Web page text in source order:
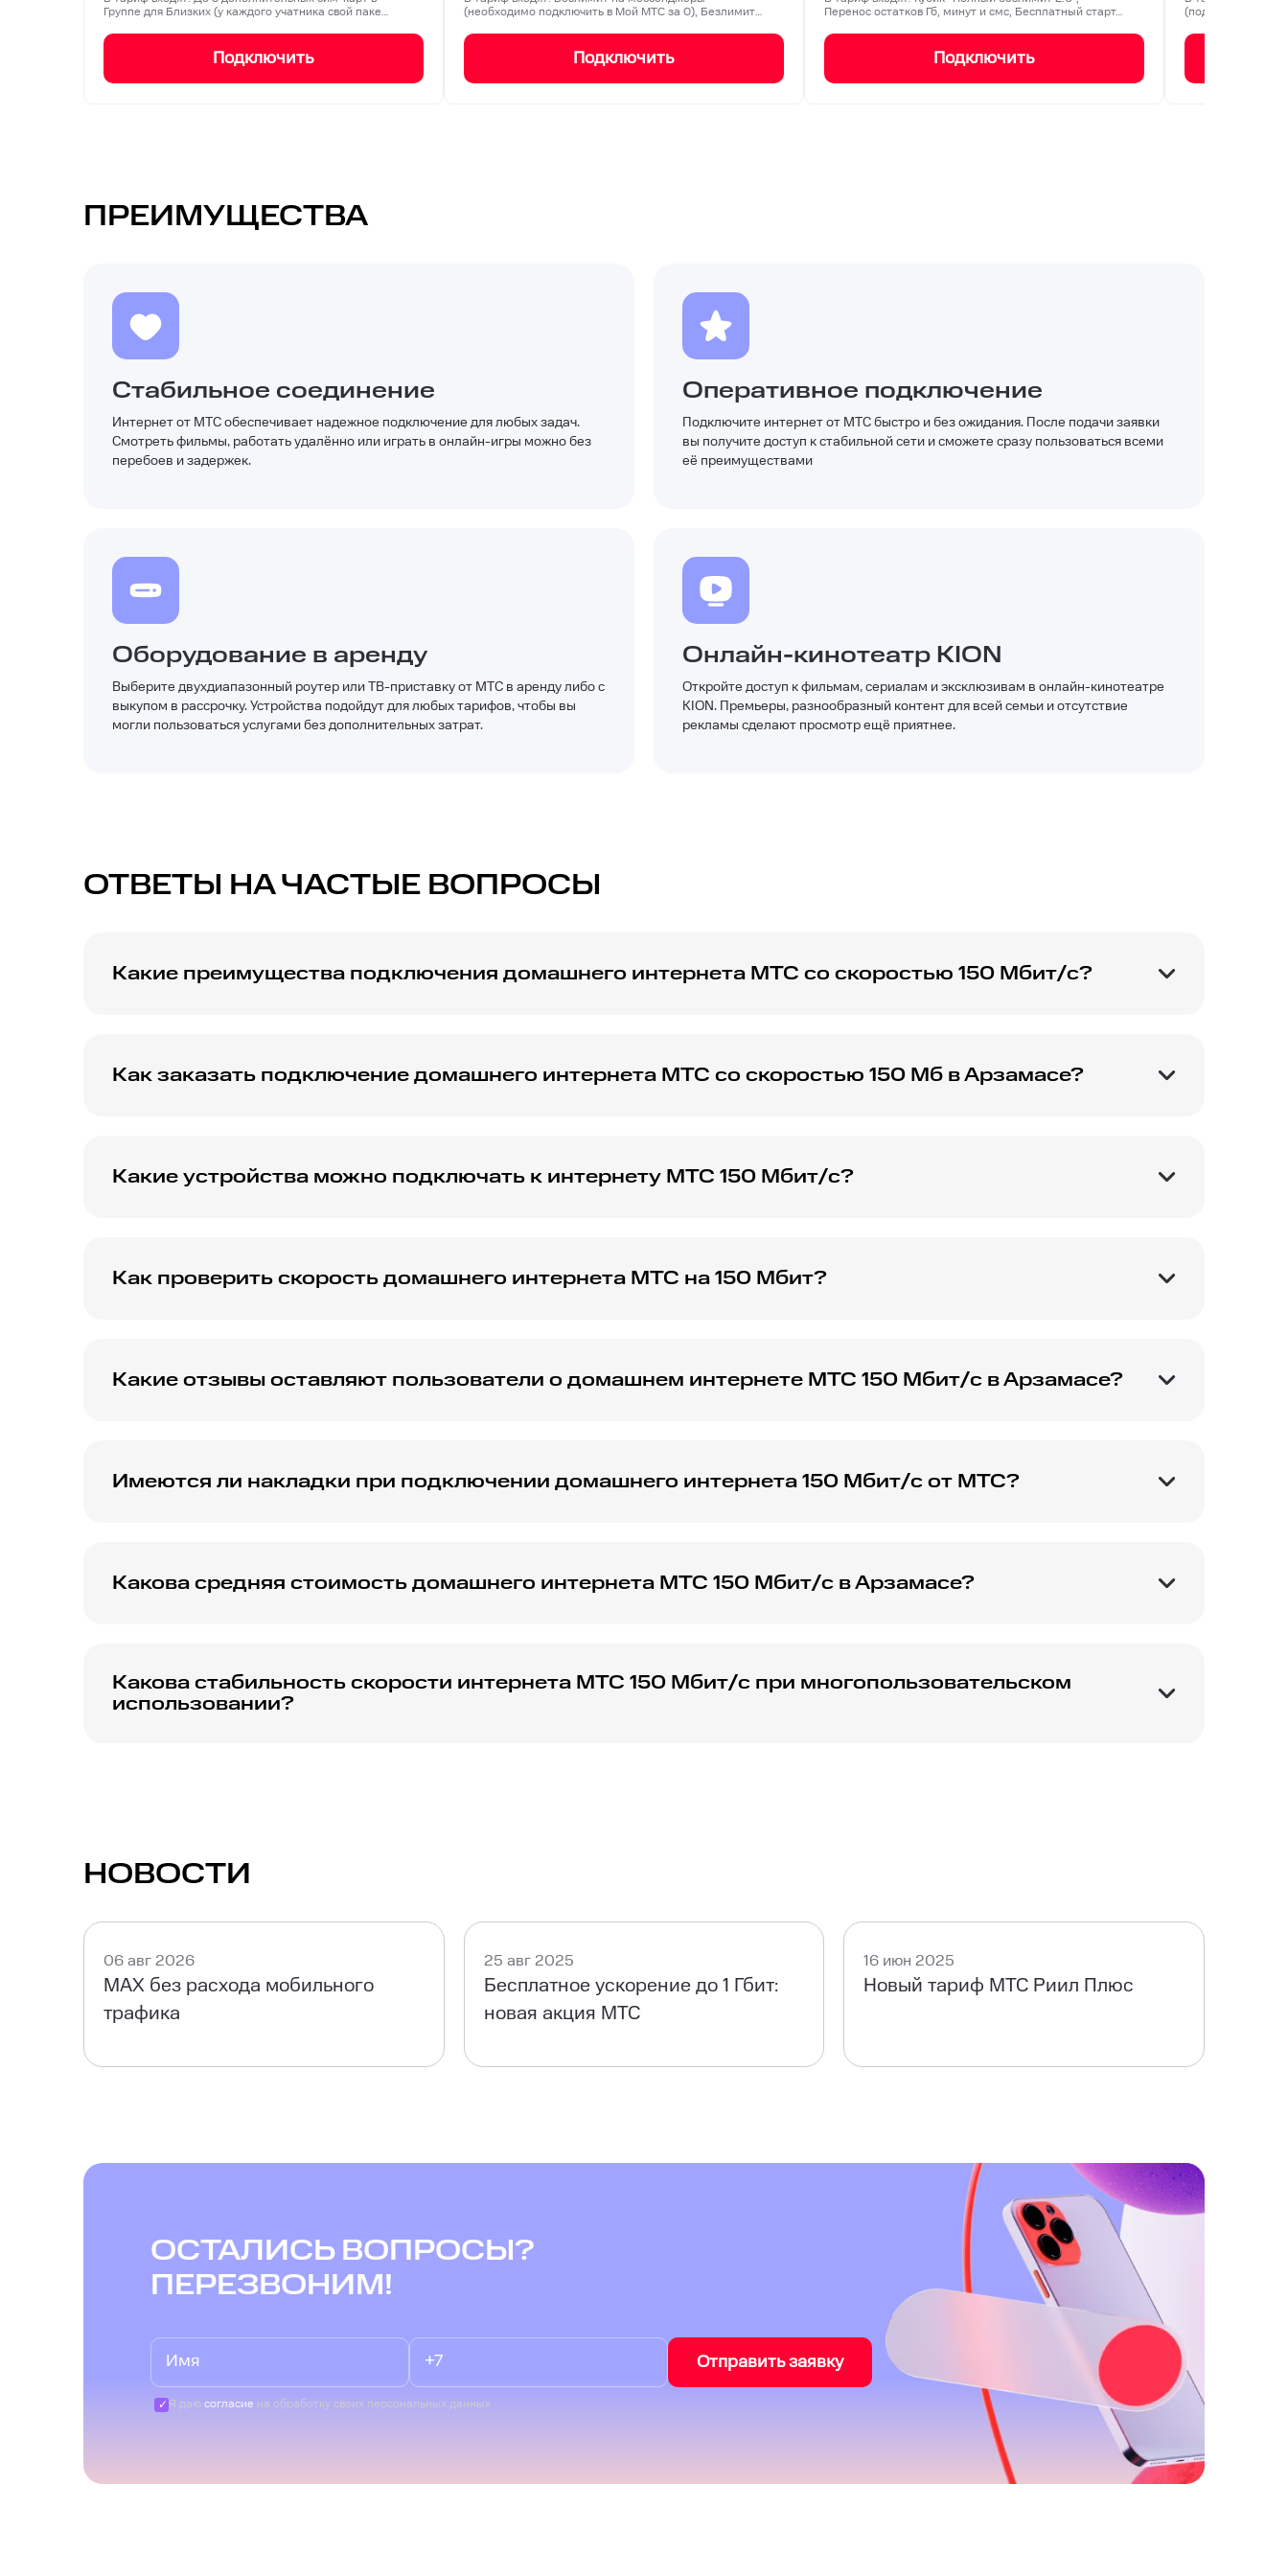
Группе для Близких (у каждого учатника свой паке…
Подключить
(необходимо подключить в Мой МТС за 0), Безлимит
Подключить
Перенос остатков Гб, минут и смс, Бесплатный старт…
Подключить
(подключается
ПРЕИМУЩЕСТВА
Стабильное соединение
Интернет от МТС обеспечивает надежное подключение для любых задач.
Смотреть фильмы, работать удалённо или играть в онлайн-игры можно без
перебоев и задержек.
Оперативное подключение
Подключите интернет от МТС быстро и без ожидания. После подачи заявки
вы получите доступ к стабильной сети и сможете сразу пользоваться всеми
её преимуществами
Оборудование в аренду
Выберите двухдиапазонный роутер или ТВ-приставку от МТС в аренду либо с
выкупом в рассрочку. Устройства подойдут для любых тарифов, чтобы вы
могли пользоваться услугами без дополнительных затрат.
Онлайн-кинотеатр KION
Откройте доступ к фильмам, сериалам и эксклюзивам в онлайн-кинотеатре
KION. Премьеры, разнообразный контент для всей семьи и отсутствие
рекламы сделают просмотр ещё приятнее.
ОТВЕТЫ НА ЧАСТЫЕ ВОПРОСЫ
Какие преимущества подключения домашнего интернета МТС со скоростью 150 Мбит/с?
Как заказать подключение домашнего интернета МТС со скоростью 150 Мб в Арзамасе?
Какие устройства можно подключать к интернету МТС 150 Мбит/с?
Как проверить скорость домашнего интернета МТС на 150 Мбит?
Какие отзывы оставляют пользователи о домашнем интернете МТС 150 Мбит/с в Арзамасе?
Имеются ли накладки при подключении домашнего интернета 150 Мбит/с от МТС?
Какова средняя стоимость домашнего интернета МТС 150 Мбит/с в Арзамасе?
Какова стабильность скорости интернета МТС 150 Мбит/с при многопользовательском
использовании?
НОВОСТИ
06 авг 2026
MAX без расхода мобильного
трафика
25 авг 2025
Бесплатное ускорение до 1 Гбит:
новая акция МТС
16 июн 2025
Новый тариф МТС Риил Плюс
ОСТАЛИСЬ ВОПРОСЫ?
ПЕРЕЗВОНИМ!
Отправить заявку
Я даю согласие на обработку своих персональных данных